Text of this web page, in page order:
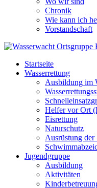
Chronik
Wie kann ich
Vorstandschaft
Startseite
Wasserrettung
Ausbildung im
Helfer vor Ort
Eisrettung
Naturschutz
Ausrüstung der
Jugendgruppe
Ausbildung
Aktivitäten